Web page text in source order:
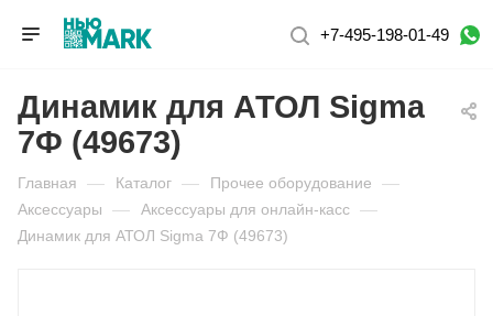
+7-495-198-01-49
Динамик для АТОЛ Sigma
7Ф (49673)
Главная — Каталог — Прочее оборудование —
Аксессуары — Аксессуары для онлайн-касс —
Динамик для АТОЛ Sigma 7Ф (49673)